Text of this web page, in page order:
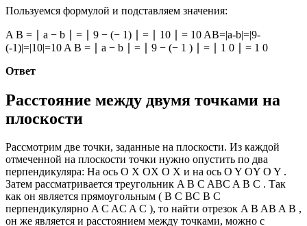
Пользуемся формулой и подставляем значения:
A B = ∣ a − b ∣ = ∣ 9 − (− 1) ∣ = ∣ 10 ∣ = 10 AB=|a-b|=|9-
(-1)|=|10|=10 A B = ∣ a − b ∣ = ∣ 9 − (− 1 ) ∣ = ∣ 1 0 ∣ = 1 0
Ответ
Расстояние между двумя точками на
плоскости
Рассмотрим две точки, заданные на плоскости. Из каждой
отмеченной на плоскости точки нужно опустить по два
перпендикуляра: На ось O X OX O X и на ось O Y OY O Y .
Затем рассматривается треугольник A B C ABC A B C . Так
как он является прямоугольным ( B C BC B C
перпендикулярно A C AC A C ), то найти отрезок A B AB A B ,
он же является и расстоянием между точками, можно с